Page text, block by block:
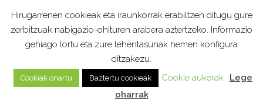
Hirugarrenen cookieak eta iraunkorrak erabiltzen ditugu gure
zerbitzuak nabigazio-ohituren arabera aztertzeko. Informazio
gehiago lortu eta zure lehentasunak hemen konfigura
ditzakezu.
Cookiak onartu Baztertu cookieak Cookie aukerak
Lege
oharrak